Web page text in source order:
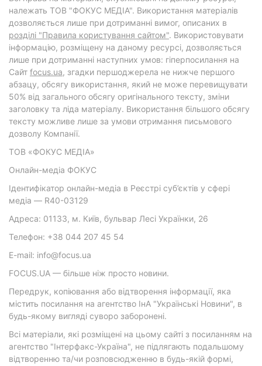
належать ТОВ "ФОКУС МЕДІА". Використання матеріалів
дозволяється лише при дотриманні вимог, описаних в
розділі "Правила користування сайтом". Використовувати
інформацію, розміщену на даному ресурсі, дозволяється
лише при дотриманні наступних умов: гіперпосилання на
Cайт focus.ua, згадки першоджерела не нижче першого
абзацу, обсягу використання, який не може перевищувати
50% від загального обсягу оригінального тексту, зміни
заголовку та ліда матеріалу. Використання більшого обсягу
тексту можливе лише за умови отримання письмового
дозволу Компанії.
ТОВ «ФОКУС МЕДІА»
Онлайн-медіа ФОКУС
Ідентифікатор онлайн-медіа в Реєстрі суб’єктів у сфері
медіа — R40-03129
Адреса: 01133, м. Київ, бульвар Лесі Українки, 26
Телефон: +38 044 207 45 54
E-mail: info@focus.ua
FOCUS.UA — більше ніж просто новини.
Передрук, копіювання або відтворення інформації, яка
містить посилання на агентство ІнА "Українські Новини", в
будь-якому вигляді суворо заборонені.
Всі матеріали, які розміщені на цьому сайті з посиланням на
агентство "Інтерфакс-Україна", не підлягають подальшому
відтворенню та/чи розповсюдженню в будь-якій формі,